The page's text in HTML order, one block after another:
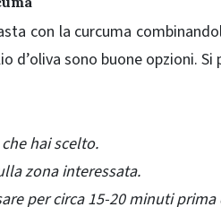
con la curcuma
d’oliva sono buone opzioni. Si
hai scelto.
zona interessata.
per circa 15-20 minuti